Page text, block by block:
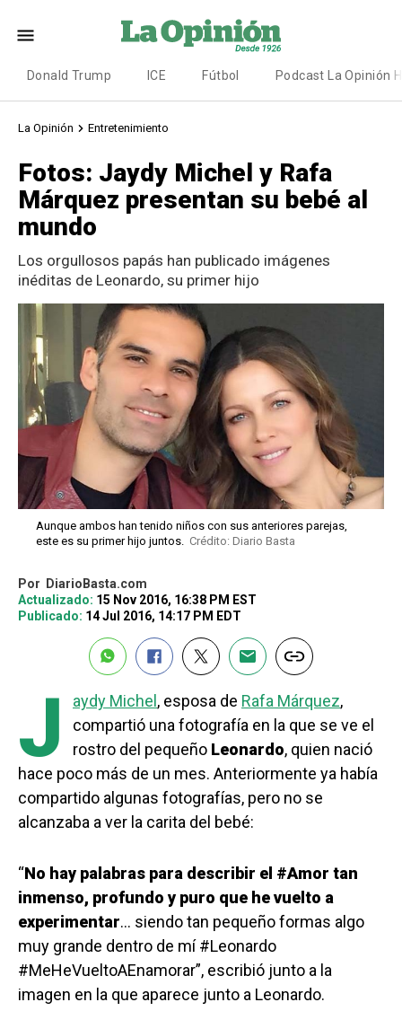
Donald Trump ICE Fútbol Podcast La Opinión
La Opinión Entretenimiento
Fotos: Jaydy Michel y Rafa
Márquez presentan su bebé al
mundo
Los orgullosos papás han publicado imágenes
inéditas de Leonardo, su primer hijo
Aunque ambos han tenido niños con sus anteriores parejas,
este es su primer hijo juntos. Crédito: Diario Basta
Por
DiarioBasta.com
Actualizado: 15 Nov 2016, 16:38 PM EST
Publicado: 14 Jul 2016, 14:17 PM EDT
J aydy Michel , esposa de Rafa Márquez,
compartió una fotografía en la que se ve el
rostro del pequeño Leonardo, quien nació
hace poco más de un mes. Anteriormente ya había
compartido algunas fotografías, pero no se
alcanzaba a ver la carita del bebé:
“No hay palabras para describir el #Amor tan
inmenso, profundo y puro que he vuelto a
experimentar… siendo tan pequeño formas algo
muy grande dentro de mí #Leonardo
#MeHeVueltoAEnamorar”, escribió junto a la
imagen en la que aparece junto a Leonardo.